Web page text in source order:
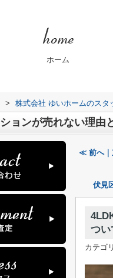
ホーム
> 株式会社 ゆいホームのスタ
ョンが売れない理由
≪ 前へ｜
伏見
つい
カテゴ